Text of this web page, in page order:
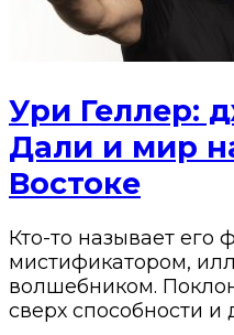
Ури Геллер:
Дали и мир
Востоке
Кто-то называет его
мистификатором,
волшебником.
сверх способности и